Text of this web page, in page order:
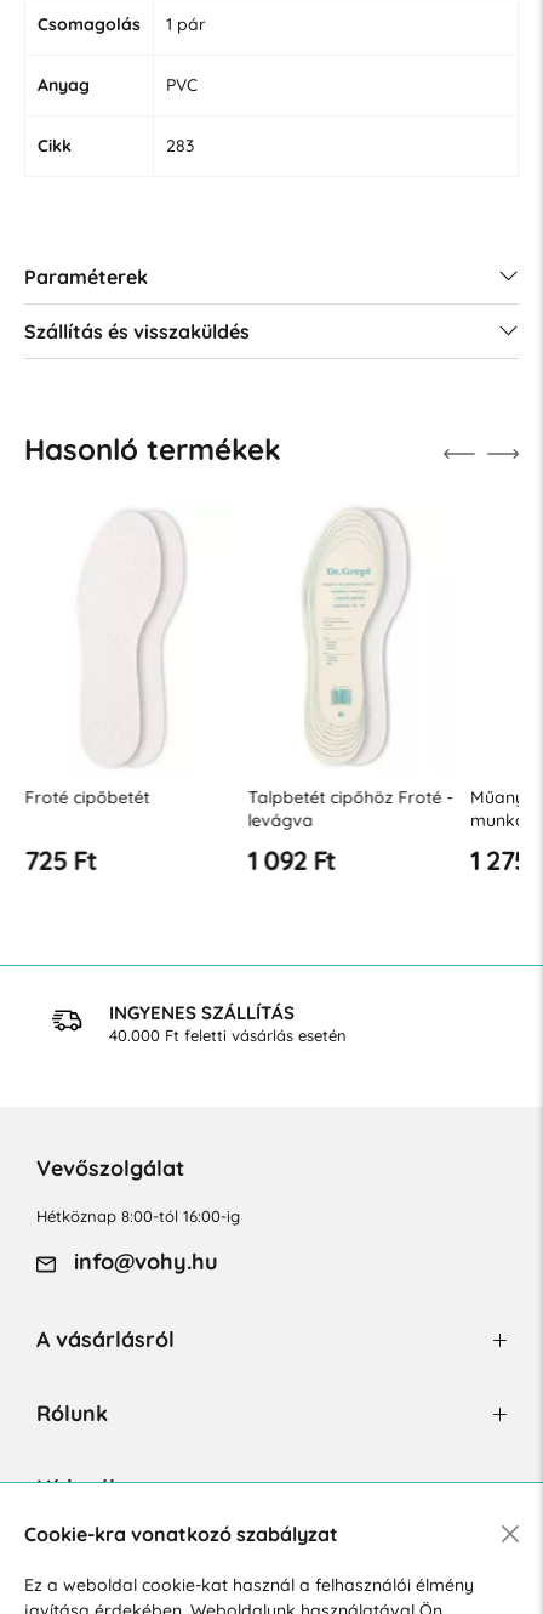
Csomagolás 1 pár
Anyag PVC
Cikk 283
Paraméterek
Szállítás és visszaküldés
Hasonló termékek
Froté cipőbetét
725 Ft
Talpbetét cipőhöz Froté -
levágva
1 092 Ft 1 275
INGYENES SZÁLLÍTÁS
40.000 Ft feletti vásárlás esetén
Vevőszolgálat
Hétköznap 8:00-tól 16:00-ig
info@vohy.hu
A vásárlásról
Rólunk
Hírlevél
Hozzájárulok a személyes adatok marketing célú kezeléséhez.
Cookie-kra vonatkozó szabályzat
Ez a weboldal cookie-kat használ a felhasználói élmény